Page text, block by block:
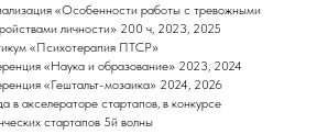
«Особенности работы с тревожными
личности» 200 ч, 2023, 2025
«Психотерапия ПТСР»
«Наука и образование» 2023, 2024
«Гештальт-мозаика» 2024, 2026
в акселераторе стартапов, в конкурсе
стартапов 5й волны